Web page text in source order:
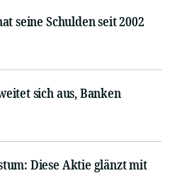
seine Schulden seit 2002
sich aus, Banken
Diese Aktie glänzt mit